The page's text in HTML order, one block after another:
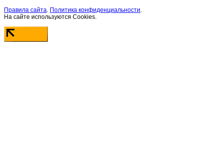
Правила сайта Политика конфиденциальности
На сайте используются Cookies.